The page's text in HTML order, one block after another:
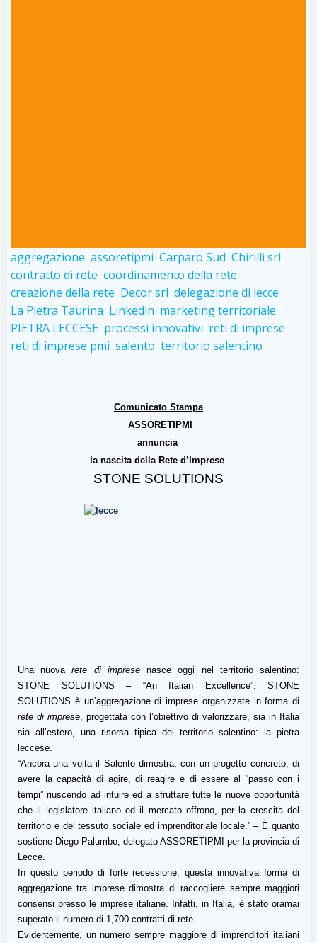
aggregazione assoretipmi Carparo Sud Chirilli srl
contratto di rete coordinamento della rete
creazione della rete Decor srl delegazione di lecce
La Pietra Taurina Linkedin marketing territoriale
PIETRA LECCESE processi innovativi reti di imprese
reti di imprese pmi salento territorio salentino
Comunicato Stampa
ASSORETIPMI
annuncia
la nascita della Rete d’Imprese
STONE SOLUTIONS
Una nuovarete di impresenasce oggi nel territorio salentino:
STONE SOLUTIONS – “An Italian Excellence”. STONE
SOLUTIONS è un’aggregazione di imprese organizzate in forma di
rete di imprese, progettata con l’obiettivo di valorizzare, sia in Italia
sia all’estero, una risorsa tipica del territorio salentino: la pietra
leccese.
“Ancora una volta il Salento dimostra, con un progetto concreto, di
avere la capacità di agire, di reagire e di essere al “passo con i
tempi” riuscendo ad intuire ed a sfruttare tutte le nuove opportunità
che il legislatore italiano ed il mercato offrono, per la crescita del
territorio e del tessuto sociale ed imprenditoriale locale.” – È quanto
sostiene Diego Palumbo, delegato ASSORETIPMI per la provincia di
Lecce.
In questo periodo di forte recessione, questa innovativa forma di
aggregazione tra imprese dimostra di raccogliere sempre maggiori
consensi presso le imprese italiane. Infatti, in Italia, è stato oramai
superato il numero di 1,700 contratti di rete.
Evidentemente, un numero sempre maggiore di imprenditori italiani